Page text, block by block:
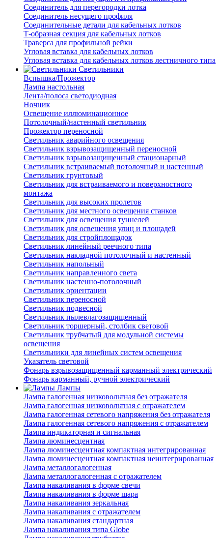
Соединитель для перегородки лотка
Соединитель несущего профиля
Соединительные детали для кабельных лотков
Т-образная секция для кабельных лотков
Траверса для профильной рейки
Угловая вставка для кабельных лотков
Угловая вставка для кабельных лотков лестничного типа
Светильники
Вспышка/Прожектор
Лампа настольная
Лента/полоса светодиодная
Ночник
Освещение иллюминационное
Потолочный/настенный светильник
Прожектор переносной
Светильник аварийного освещения
Светильник взрывозащищенный переносной
Светильник взрывозащищенный стационарный
Светильник встраиваемый потолочный и настенный
Светильник грунтовый
Светильник для встраиваемого и поверхностного
монтажа
Светильник для высоких пролетов
Светильник для местного освещения станков
Светильник для освещения туннелей
Светильник для освещения улиц и площадей
Светильник для стройплощадок
Светильник линейный реечного типа
Светильник накладной потолочный и настенный
Светильник напольный
Светильник направленного света
Светильник настенно-потолочный
Светильник ориентации
Светильник переносной
Светильник подвесной
Светильник пылевлагозащищенный
Светильник торшерный, столбик световой
Светильник трубчатый для модульной системы
освещения
Светильники для линейных систем освещения
Указатель световой
Фонарь взрывозащищенный карманный электрический
Фонарь карманный, ручной электрический
Лампы
Лампа галогенная низковольтная без отражателя
Лампа галогенная низковольтная с отражателем
Лампа галогенная сетевого напряжения без отражателя
Лампа галогенная сетевого напряжения с отражателем
Лампа индикаторная и сигнальная
Лампа люминесцентная
Лампа люминесцентная компактная интегрированная
Лампа люминесцентная компактная неинтегрированная
Лампа металлогалогенная
Лампа металлогалогенная с отражателем
Лампа накаливания в форме свечи
Лампа накаливания в форме шара
Лампа накаливания зеркальная
Лампа накаливания с отражателем
Лампа накаливания стандартная
Лампа накаливания типа Globe